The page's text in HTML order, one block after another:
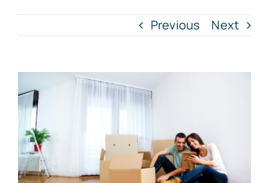
Previous Next
Larger
Image